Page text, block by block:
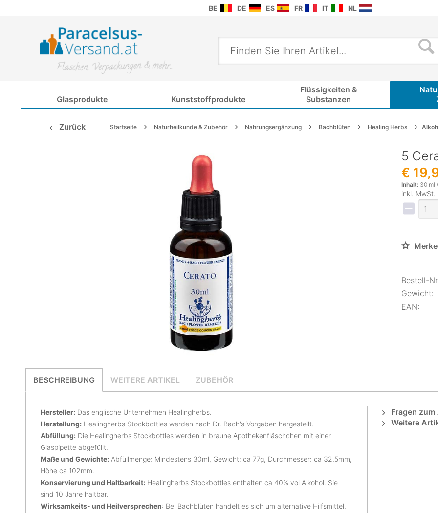
BE DE ES FR IT NL
Glasprodukte Kunststoffprodukte
Flüssigkeiten &
Substanzen
Zurück Startseite Naturheilkunde & Zubehör Nahrungsergänzung Bachblüten Healing Herbs
5
€
Inhalt: 30 ml
inkl. MwSt.
Bestell-
Gewicht:
EAN:
BESCHREIBUNG WEITERE ARTIKEL ZUBEHÖR
Hersteller: Das englische Unternehmen Healingherbs.
Herstellung: Healingherbs Stockbottles werden nach Dr. Bach's Vorgaben hergestellt.
Abfüllung: Die Healingherbs Stockbottles werden in braune Apothekenfläschchen mit einer
Glaspipette abgefüllt.
Maße und Gewichte: Abfüllmenge: Mindestens 30ml, Gewicht: ca 77g, Durchmesser: ca 32.5mm,
Höhe ca 102mm.
Konservierung und Haltbarkeit: Healingherbs Stockbottles enthalten ca 40% vol Alkohol. Sie
sind 10 Jahre haltbar.
Wirksamkeits- und Heilversprechen: Bei Bachblüten handelt es sich um alternative Hilfsmittel.
Fragen zum
Weitere